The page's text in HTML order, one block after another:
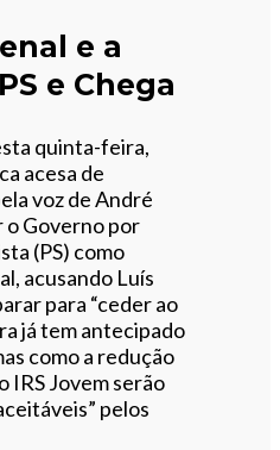
e a
e Chega
quinta-feira,
acesa de
voz de André
Governo por
(PS) como
acusando Luís
para “ceder ao
já tem antecipado
como a redução
IRS Jovem serão
pelos